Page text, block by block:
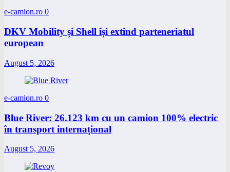
e-camion.ro 0
DKV Mobility și Shell își extind parteneriatul
european
August 5, 2026
e-camion.ro 0
Blue River: 26.123 km cu un camion 100% electric
în transport internațional
August 5, 2026